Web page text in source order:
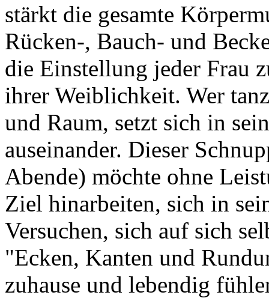
stärkt die gesamte
Rücken-, Bauch- und
die Einstellung jeder Frau
ihrer Weiblichkeit. Wer
und Raum, setzt sich in
auseinander. Dieser
Abende) möchte ohne
Ziel hinarbeiten, sich in
Versuchen, sich auf sich
"Ecken, Kanten und
zuhause und lebendig